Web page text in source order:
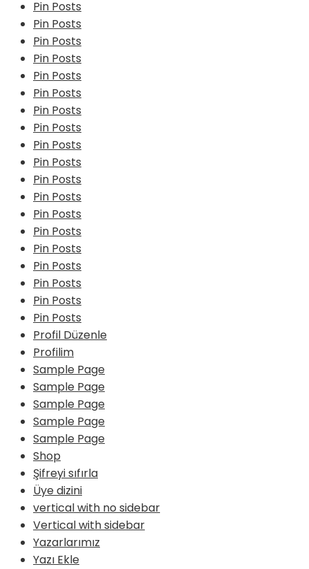
Pin Posts
Pin Posts
Pin Posts
Pin Posts
Pin Posts
Pin Posts
Pin Posts
Pin Posts
Pin Posts
Pin Posts
Pin Posts
Pin Posts
Pin Posts
Pin Posts
Pin Posts
Pin Posts
Pin Posts
Pin Posts
Pin Posts
Profil Düzenle
Profilim
Sample Page
Sample Page
Sample Page
Sample Page
Sample Page
Shop
Şifreyi sıfırla
Üye dizini
vertical with no sidebar
Vertical with sidebar
Yazarlarımız
Yazı Ekle